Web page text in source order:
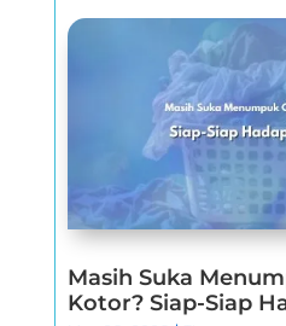
Masih Suka
Kotor? Siap-Siap